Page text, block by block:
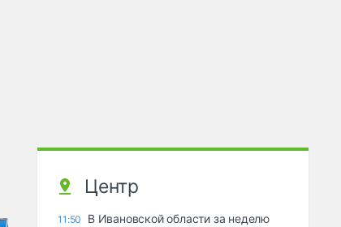
Центр
11:50
В Ивановской области за неделю